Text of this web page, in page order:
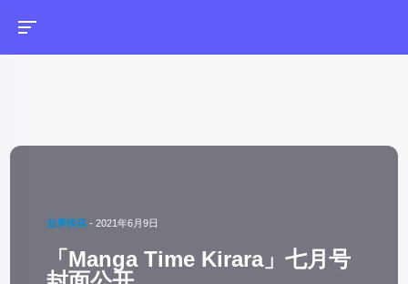
业界快讯 -2021年6月9日
「Manga Time Kirara」七月号